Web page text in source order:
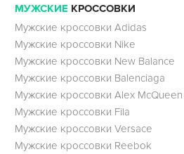
МУЖСКИЕ КРОССОВКИ
Мужские кроссовки Adidas
Мужские кроссовки Nike
Мужские кроссовки New Balance
Мужские кроссовки Balenciaga
Мужские кроссовки Alex McQueen
Мужские кроссовки Fila
Мужские кроссовки Versace
Мужские кроссовки Reebok